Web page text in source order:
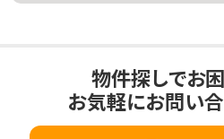
物件探しでお
お気軽にお問い